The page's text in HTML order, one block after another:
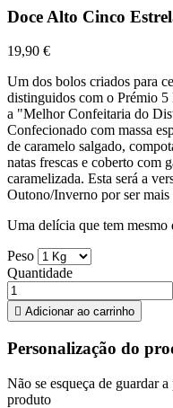
Doce Alto Cinco
19,90 €
Um dos bolos criados para
distinguidos com o Prémio 5
a "Melhor Confeitaria do
Confecionado com massa
de caramelo salgado,
natas frescas e coberto com
caramelizada. Esta será a
Outono/Inverno por ser
Uma delícia que tem mesmo
Peso
Quantidade
 Adicionar ao carrinho
Personalização do
Não se esqueça de guardar
produto